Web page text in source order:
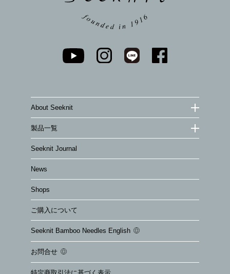
About Seeknit
製品一覧
Seeknit Journal
News
Shops
ご購入について
Seeknit Bamboo Needles English
お問合せ